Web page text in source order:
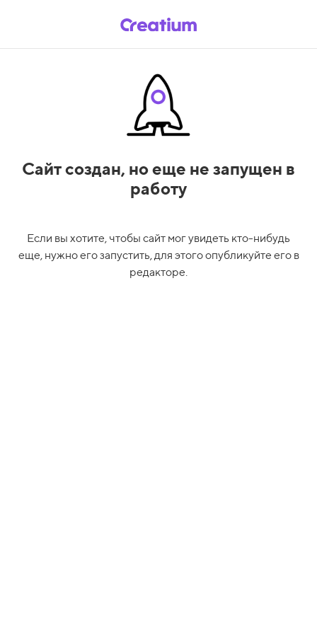
Сайт создан, но еще не запущен в
работу
Если вы хотите, чтобы сайт мог увидеть кто-нибудь
еще, нужно его запустить, для этого опубликуйте его в
редакторе.